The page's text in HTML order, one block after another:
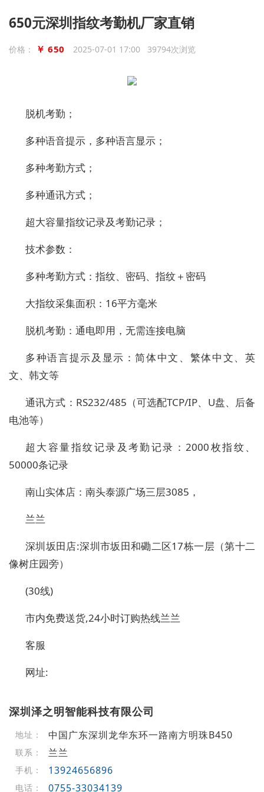
650元深圳指纹考勤机厂家直销
价格： ￥ 650 2025-07-01 17:00 39794次浏览
脱机考勤；
多种语音提示，多种语言显示；
多种考勤方式；
多种通讯方式；
超大容量指纹记录及考勤记录；
技术参数：
多种考勤方式：指纹、密码、指纹＋密码
大指纹采集面积：16平方毫米
脱机考勤：通电即用，无需连接电脑
多种语言提示及显示：简体中文、繁体中文、英
文、韩文等
通讯方式：RS232/485（可选配TCP/IP、U盘、后备
电池等）
超大容量指纹记录及考勤记录：2000枚指纹、
50000条记录
南山实体店：南头泰源广场三层3085，
兰兰
深圳坂田店:深圳市坂田和磡二区17栋一层（第十二
像树庄园旁）
(30线)
市内免费送货,24小时订购热线兰兰
客服
网址:
深圳泽之明智能科技有限公司
地址： 中国广东深圳龙华东环一路南方明珠B450
联系： 兰兰
手机： 13924656896
电话： 0755-33034139